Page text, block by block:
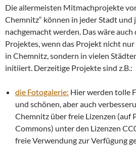
Die allermeisten Mitmachprojekte
Chemnitz“ können in jeder Stadt und
nachgemacht werden. Das wäre
Projektes, wenn das Projekt nicht
in Chemnitz, sondern in vielen
initiiert. Derzeitige Projekte sind z.B.:
die Fotogalerie: Hier werden tolle
und schönen, aber auch
Chemnitz über freie Lizenzen (auf
Commons) unter den Lizenzen
freie Verwendung zur Verfügung